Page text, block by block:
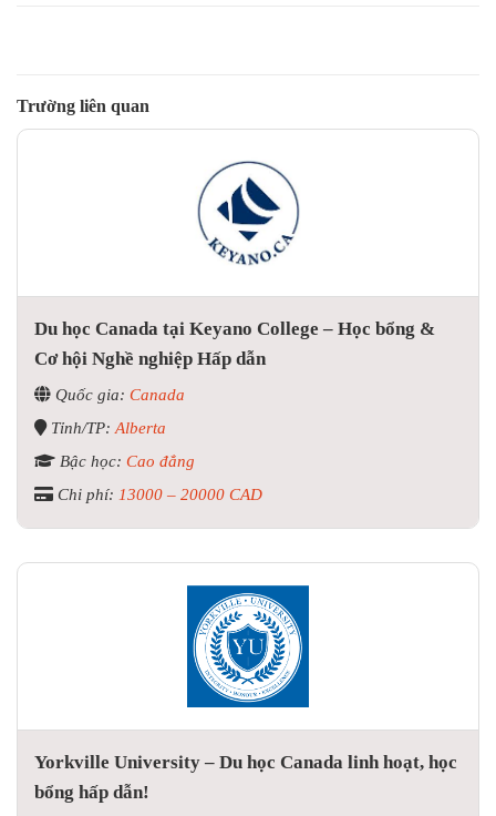
Trường liên quan
Du học Canada tại Keyano College – Học bổng &
Cơ hội Nghề nghiệp Hấp dẫn
Quốc gia: Canada
Tỉnh/TP: Alberta
Bậc học: Cao đẳng
Chi phí: 13000 – 20000 CAD
Yorkville University – Du học Canada linh hoạt, học
bổng hấp dẫn!